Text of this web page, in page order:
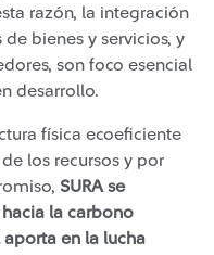
razón, la integración
bienes y servicios, y
son foco esencial
desarrollo.
física ecoeficiente
los recursos y por
SURA se
la carbono
en la lucha